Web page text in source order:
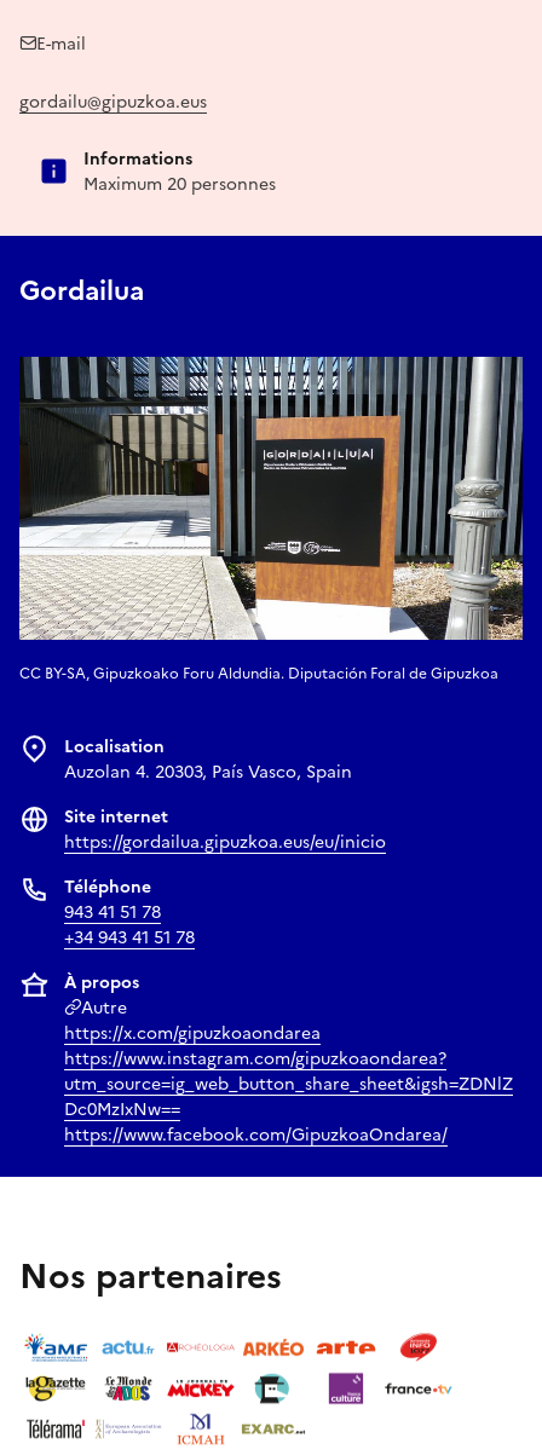
E-mail
gordailu@gipuzkoa.eus
Informations
Maximum 20 personnes
Gordailua
CC BY-SA, Gipuzkoako Foru Aldundia. Diputación Foral de Gipuzkoa
Localisation
Auzolan 4. 20303, País Vasco, Spain
Site internet
https://gordailua.gipuzkoa.eus/eu/inicio
Téléphone
943 41 51 78
+34 943 41 51 78
À propos
Autre
https://x.com/gipuzkoaondarea
https://www.instagram.com/gipuzkoaondarea?
utm_source=ig_web_button_share_sheet&igsh=ZDNlZ
Dc0MzIxNw==
https://www.facebook.com/GipuzkoaOndarea/
Nos partenaires